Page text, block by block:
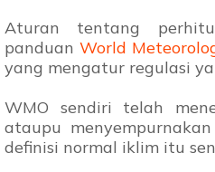
Aturan tentang
panduan World
yang mengatur regulasi
WMO sendiri telah
ataupu
definisi normal iklim itu